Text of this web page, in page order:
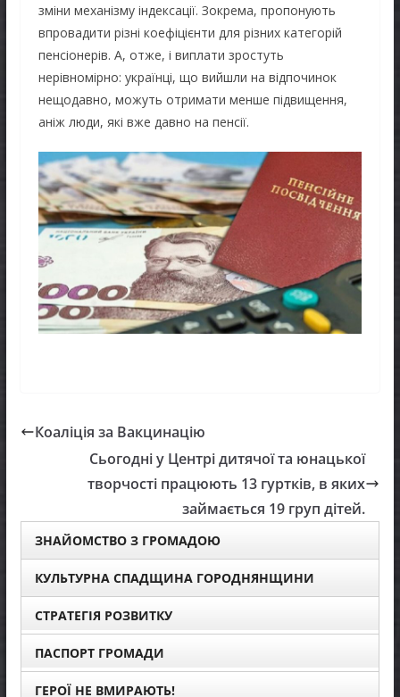
зміни механізму індексації. Зокрема, пропонують
впровадити різні коефіцієнти для різних категорій
пенсіонерів. А, отже, і виплати зростуть
нерівномірно: українці, що вийшли на відпочинок
нещодавно, можуть отримати менше підвищення,
аніж люди, які вже давно на пенсії.
Коаліція за Вакцинацію
Сьогодні у Центрі дитячої та юнацької
творчості працюють 13 гуртків, в яких
займається 19 груп дітей.
ЗНАЙОМСТВО З ГРОМАДОЮ
КУЛЬТУРНА СПАДЩИНА ГОРОДНЯНЩИНИ
СТРАТЕГІЯ РОЗВИТКУ
ПАСПОРТ ГРОМАДИ
ГЕРОЇ НЕ ВМИРАЮТЬ!